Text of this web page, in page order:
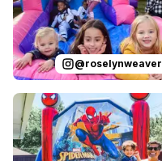
@roselynweaver
Reviewed onInstagram